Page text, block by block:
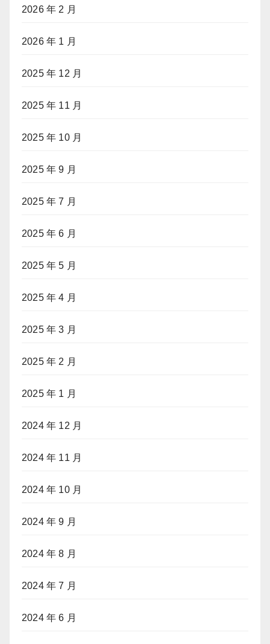
2026 年 2 月
2026 年 1 月
2025 年 12 月
2025 年 11 月
2025 年 10 月
2025 年 9 月
2025 年 7 月
2025 年 6 月
2025 年 5 月
2025 年 4 月
2025 年 3 月
2025 年 2 月
2025 年 1 月
2024 年 12 月
2024 年 11 月
2024 年 10 月
2024 年 9 月
2024 年 8 月
2024 年 7 月
2024 年 6 月